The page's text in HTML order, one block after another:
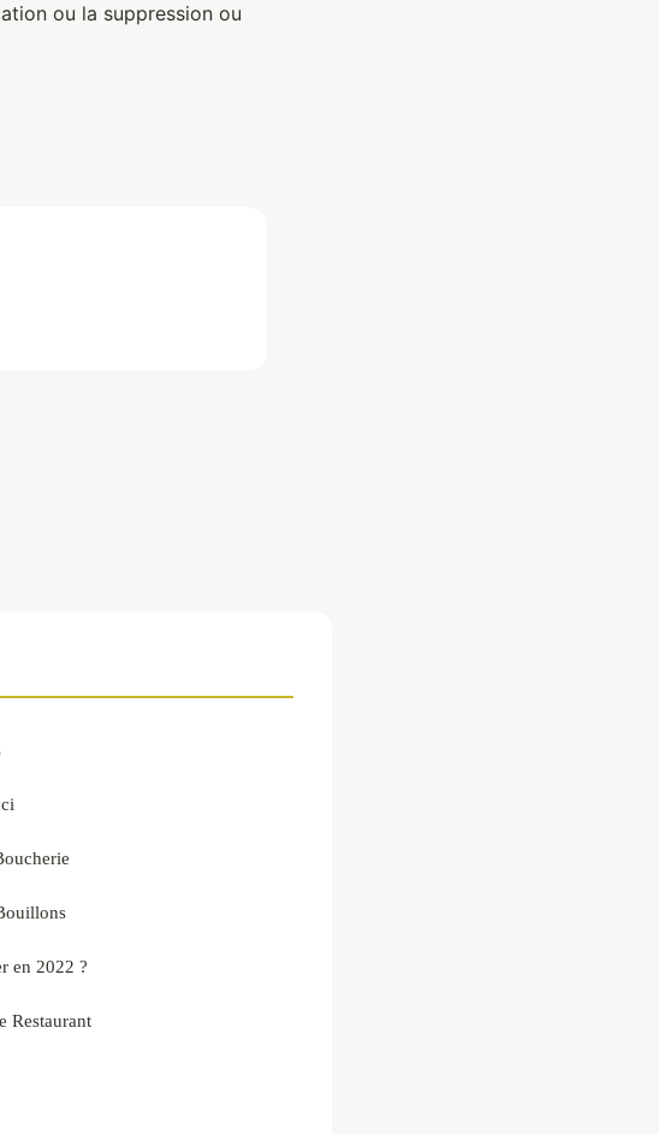
ou la suppression ou
en 2022 ?
Restaurant